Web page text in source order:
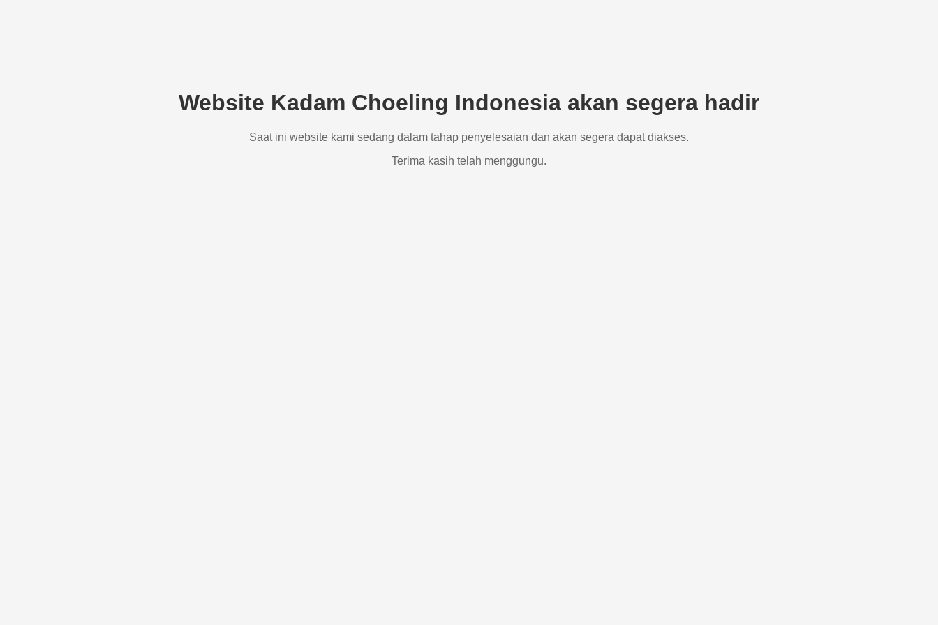
Website Kadam Choeling Indonesia akan segera hadir
Saat ini website kami sedang dalam tahap penyelesaian dan akan segera dapat diakses.
Terima kasih telah menggungu.